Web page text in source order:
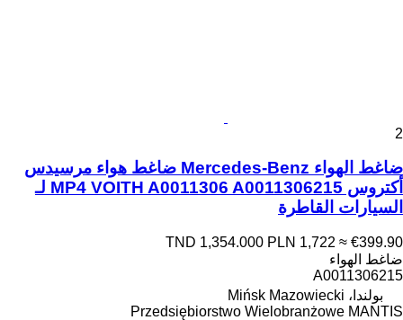
2
ضاغط الهواء Mercedes-Benz ضاغط هواء مرسيدس
أكتروس MP4 VOITH A0011306 A0011306215 لـ
السيارات القاطرة
TND 1,354.000 PLN 1,722 ≈ €399.90
ضاغط الهواء
A0011306215
بولندا، Mińsk Mazowiecki
Przedsiębiorstwo Wielobranżowe MANTIS